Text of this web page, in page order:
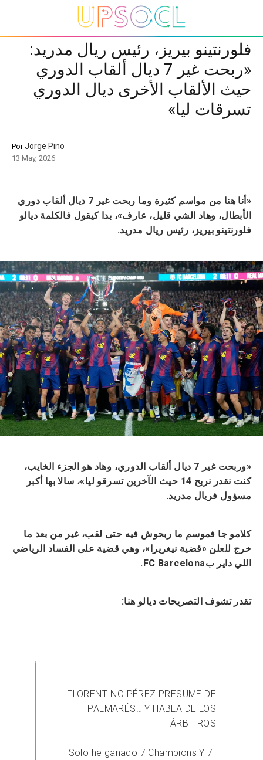
فلورنتينو بيريز، رئيس ريال مدريد:
«ربحت غير 7 ديال ألقاب الدوري
حيث الألقاب الأخرى ديال الدوري
تسرقات ليا»
PorJorge Pino
13 May, 2026
«أنا هنا من مواسم كثيرة وما ربحت غير 7 ديال ألقاب دوري
الأبطال، وهاد الشي قليل، عارف»، بدا كيقول فالكلمة ديالو
فلورنتينو بيريز، رئيس ريال مدريد.
«وربحت غير 7 ديال ألقاب الدوري، وهاد هو الجزء الخايب،
كنت نقدر نربح 14 حيث الآخرين تسرقو ليا»، سالا بها أكبر
مسؤول فريال مدريد.
كلامو جا فموسم ما ربحوش فيه حتى لقب، غير من بعد ما
خرج للعلن «قضية نيغريرا»، وهي قضية على الفساد الرياضي
اللي داير بFC Barcelona.
تقدر تشوف التصريحات ديالو هنا:
FLORENTINO PÉREZ PRESUME DE
PALMARÉS… Y HABLA DE LOS
ÁRBITROS
"Solo he ganado 7 Champions Y 7